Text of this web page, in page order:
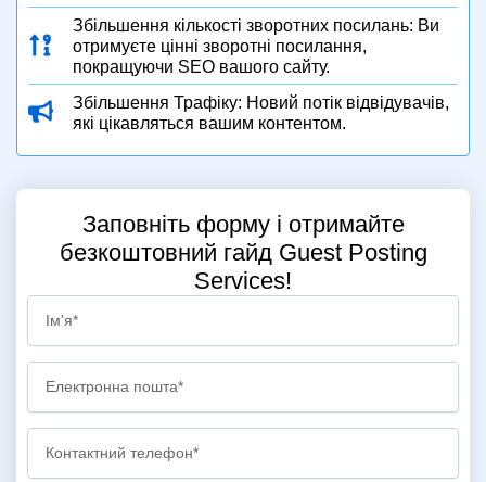
Збільшення кількості зворотних посилань: Ви
отримуєте цінні зворотні посилання,
покращуючи SEO вашого сайту.
Збільшення Трафіку: Новий потік відвідувачів,
які цікавляться вашим контентом.
Заповніть форму і отримайте
безкоштовний гайд Guest Posting
Services!
Full
Name
Email
Phone